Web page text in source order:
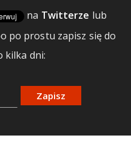
na Twitterze lub
po prostu zapisz się do
kilka dni:
Zapisz